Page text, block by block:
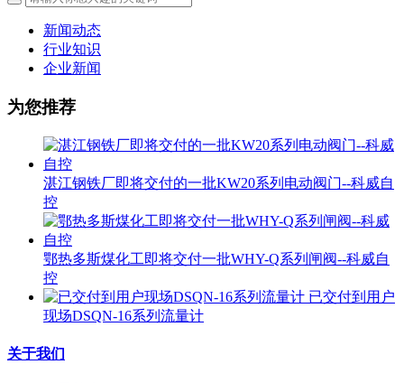
新闻动态
行业知识
企业新闻
为您推荐
湛江钢铁厂即将交付的一批KW20系列电动阀门--科威自
控
鄂热多斯煤化工即将交付一批WHY-Q系列闸阀--科威自
控
已交付到用户
现场DSQN-16系列流量计
关于我们